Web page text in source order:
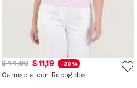
$ 14,00 $ 11,19 -20%
Camiseta con Recogidos